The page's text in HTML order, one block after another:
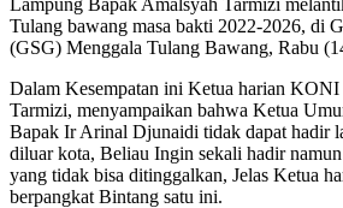
Tulang bawang masa bakti 2022-2026, di
(GSG) Menggala Tulang Bawang, Rabu
Dalam Kesempatan ini Ketua harian
Tarmizi, menyampaikan bahwa Ketua
Bapak Ir Arinal Djunaidi tidak dapat hadir
diluar kota, Beliau Ingin sekali hadir namun
yang tidak bisa ditinggalkan, Jelas Ketua
berpangkat Bintang satu ini.